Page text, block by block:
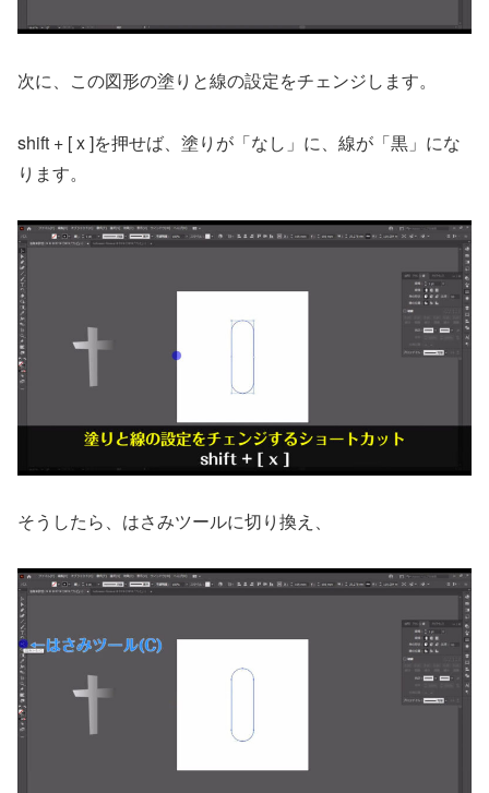
次に、この図形の塗りと線の設定をチェンジします。
shift + [ x ]を押せば、塗りが「なし」に、線が「黒」にな
ります。
そうしたら、はさみツールに切り換え、